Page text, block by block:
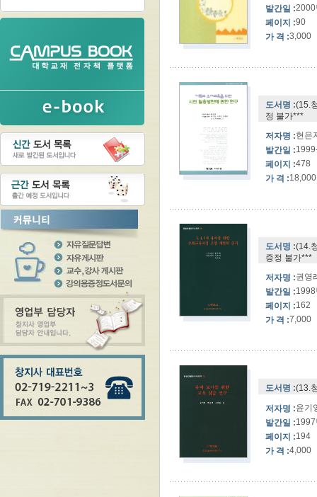
발간일 :2000
페이지 :90
가 격 :3,000
도서명 :(15.
정 불가***
저자명 :현은
발간일 :
페이지 :478
가 격 :18,000
도서명 :(14.
증정 불가***
저자명 :권영
발간일 :
페이지 :162
가 격 :7,000
도서명 :(13.
저자명 :윤기
발간일 :
페이지 :194
가 격 :4,000